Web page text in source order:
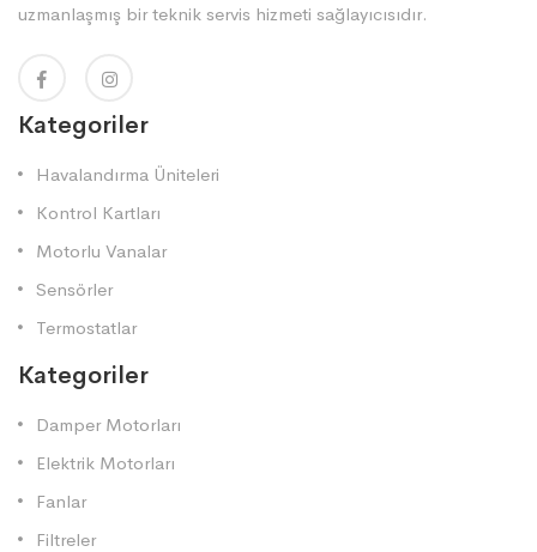
uzmanlaşmış bir teknik servis hizmeti sağlayıcısıdır.
Kategoriler
Havalandırma Üniteleri
Kontrol Kartları
Motorlu Vanalar
Sensörler
Termostatlar
Kategoriler
Damper Motorları
Elektrik Motorları
Fanlar
Filtreler